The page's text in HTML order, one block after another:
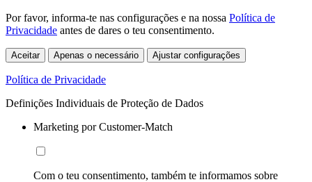
Por favor, informa-te nas configurações e na nossa Política de
Privacidade antes de dares o teu consentimento.
Aceitar Apenas o necessário Ajustar configurações
Política de Privacidade
Definições Individuais de Proteção de Dados
Marketing por Customer-Match
Com o teu consentimento, também te informamos sobre